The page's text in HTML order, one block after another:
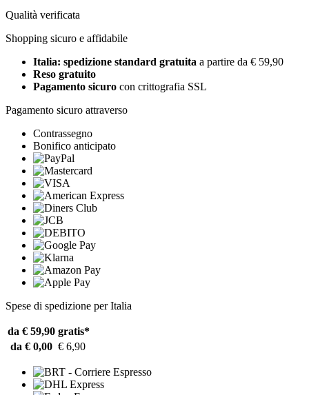
Qualità verificata
Shopping sicuro e affidabile
Italia: spedizione standard gratuita a partire da € 59,90
Reso gratuito
Pagamento sicuro con crittografia SSL
Pagamento sicuro attraverso
Contrassegno
Bonifico anticipato
Spese di spedizione per Italia
da € 59,90 gratis*
da € 0,00 € 6,90